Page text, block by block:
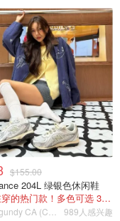
原作者
$155.00
204L 绿银色休闲鞋
明星都在穿的热门款！多色可选 3.8折
989人感兴趣